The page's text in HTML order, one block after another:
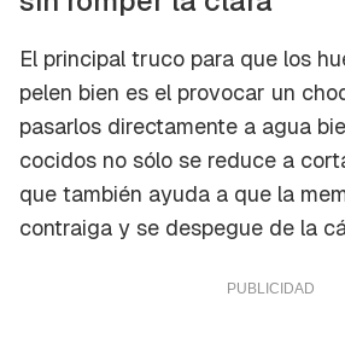
El principal truco para que los
pelen bien es el provocar un
pasarlos directamente a agua
cocidos no sólo se reduce a
que también ayuda a que la
contraiga y se despegue de la